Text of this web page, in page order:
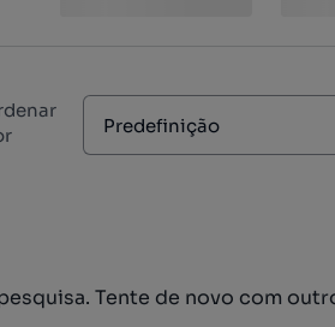
Predefinição
Tente de novo com